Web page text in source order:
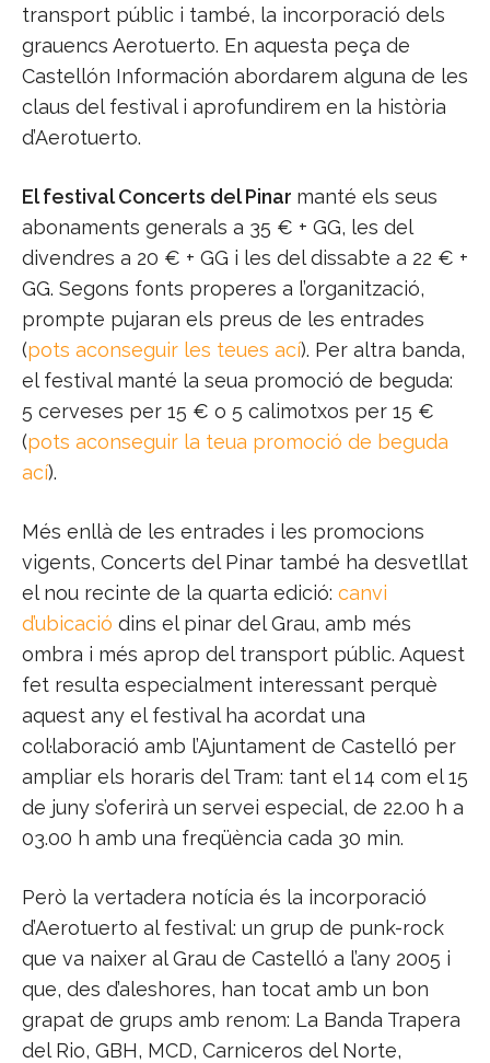
transport públic i també, la incorporació dels
grauencs Aerotuerto. En aquesta peça de
Castellón Información abordarem alguna de les
claus del festival i aprofundirem en la història
d’Aerotuerto.
El festival Concerts del Pinar manté els seus
abonaments generals a 35 € + GG, les del
divendres a 20 € + GG i les del dissabte a 22 € +
GG. Segons fonts properes a l’organització,
prompte pujaran els preus de les entrades
(pots aconseguir les teues ací). Per altra banda,
el festival manté la seua promoció de beguda:
5 cerveses per 15 € o 5 calimotxos per 15 €
(pots aconseguir la teua promoció de beguda
ací).
Més enllà de les entrades i les promocions
vigents, Concerts del Pinar també ha desvetllat
el nou recinte de la quarta edició: canvi
d’ubicació dins el pinar del Grau, amb més
ombra i més aprop del transport públic. Aquest
fet resulta especialment interessant perquè
aquest any el festival ha acordat una
col·laboració amb l’Ajuntament de Castelló per
ampliar els horaris del Tram: tant el 14 com el 15
de juny s’oferirà un servei especial, de 22.00 h a
03.00 h amb una freqüència cada 30 min.
Però la vertadera notícia és la incorporació
d’Aerotuerto al festival: un grup de punk-rock
que va naixer al Grau de Castelló a l’any 2005 i
que, des d’aleshores, han tocat amb un bon
grapat de grups amb renom: La Banda Trapera
del Rio, GBH, MCD, Carniceros del Norte,